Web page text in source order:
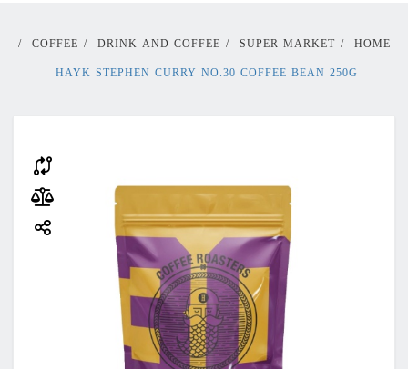
HOME
/
SUPER MARKET
/
DRINK AND COFFEE
/
COFFEE
/
HAYK STEPHEN CURRY NO.30 COFFEE BEAN 250G